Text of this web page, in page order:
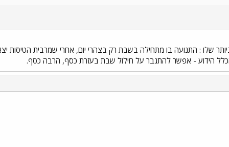
באבסורד המוזר ביותר שלו : התנועה בו מתחילה בשבת רק בצהרי יום, אחרי שמרבית
הידוע - אפשר להתגבר על חילול שבת בעזרת כסף, הרבה כסף.